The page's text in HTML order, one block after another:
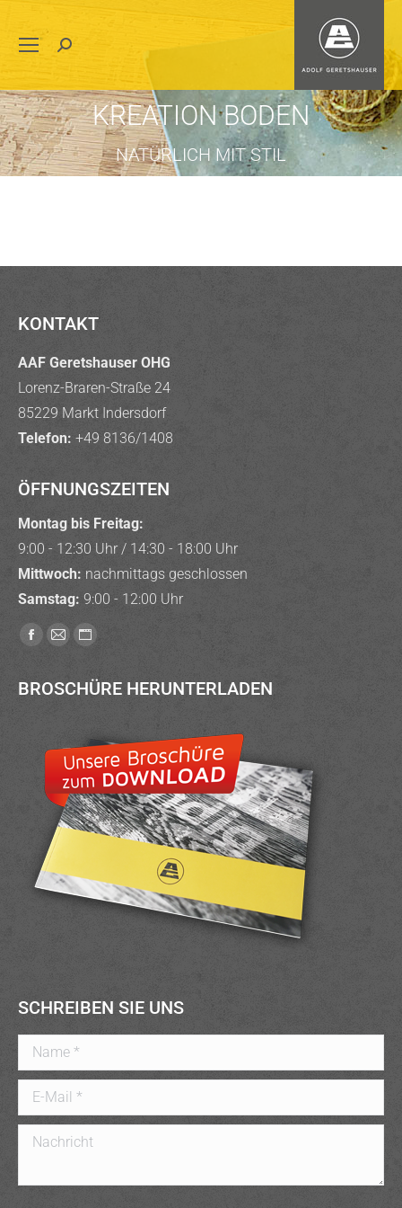
Search:
KREATION BODEN
NATÜRLICH MIT STIL
KONTAKT
AAF Geretshauser OHG
Lorenz-Braren-Straße 24
85229 Markt Indersdorf
Telefon: +49 8136/1408
ÖFFNUNGSZEITEN
Montag bis Freitag:
9:00 - 12:30 Uhr / 14:30 - 18:00 Uhr
Mittwoch: nachmittags geschlossen
Samstag: 9:00 - 12:00 Uhr
Finden Sie uns auf:
Facebook
opens
window
E-
page
new
window
Website
opens
new
window
BROSCHÜRE HERUNTERLADEN
SCHREIBEN SIE UNS
Name *
E-Mail *
Nachricht